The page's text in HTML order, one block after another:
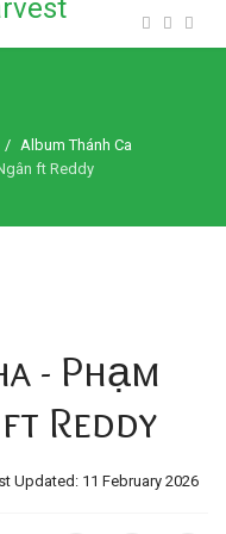
Album Thánh Ca
ft Reddy
- Phạm
Reddy
Updated: 11 February 2026